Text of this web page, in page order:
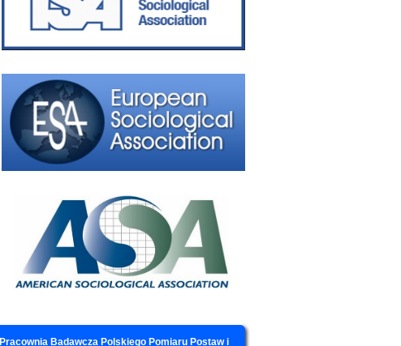
Pracownia Badawcza Polskiego Pomiaru Postaw i